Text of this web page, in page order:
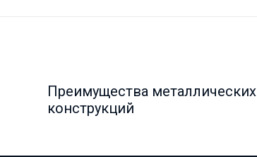
Преимущества металлических
конструкций